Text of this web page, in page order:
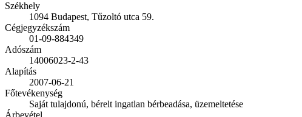
Székhely
1094 Budapest, Tűzoltó utca 59.
Cégjegyzékszám
01-09-884349
Adószám
14006023-2-43
Alapítás
2007-06-21
Főtevékenység
Saját tulajdonú, bérelt ingatlan bérbeadása, üzemeltetése